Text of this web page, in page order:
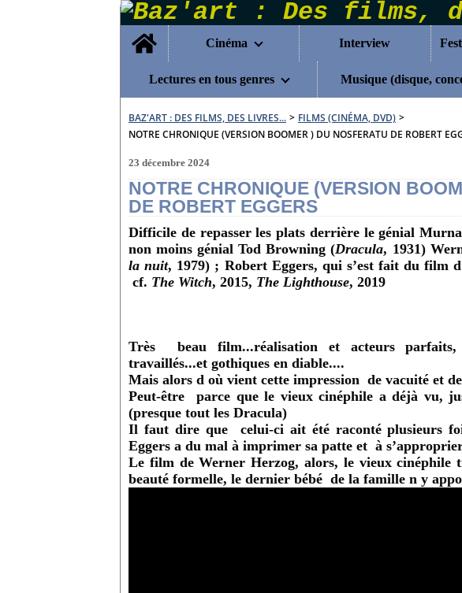
Home
Cinéma
Interview
Lectures en tous genres Musique (disque,
BAZ'ART : DES FILMS, DES LIVRES... > FILMS (CINÉMA, DVD) >
NOTRE CHRONIQUE (VERSION BOOMER ) DU NOSFERATU DE ROBERT
23 décembre 2024
NOTRE CHRONIQUE (VERSION
DE ROBERT EGGERS
Difficile de repasser les plats derrière le génial
non moins génial Tod Browning (Dracula, 1931)
la nuit, 1979) ; Robert Eggers, qui s’est fait du film
cf. The Witch, 2015, The Lighthouse, 2019
Très beau film...réalisation et acteurs parfaits,
travaillés...et gothiques en diable....
Mais alors d où vient cette impression de vacuité et
Peut-être parce que le vieux cinéphile a déjà vu,
(presque tout les Dracula)
Il faut dire que celui-ci ait été raconté plusieurs
Eggers a du mal à imprimer sa patte et à
Le film de Werner Herzog, alors, le vieux cinéphile
beauté formelle, le dernier bébé de la famille n y